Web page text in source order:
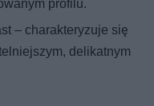
profilu.
– charakteryzuje się
delikatnym